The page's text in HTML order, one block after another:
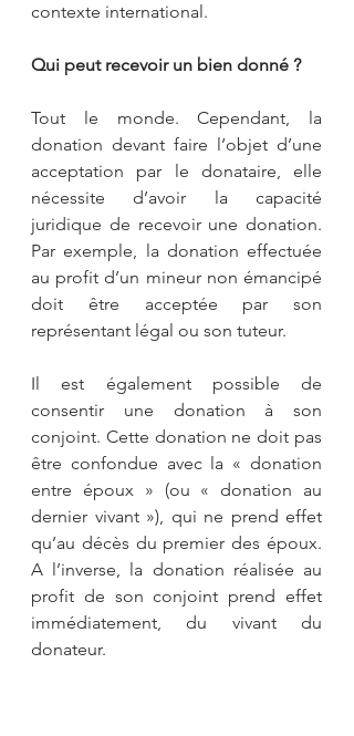
contexte international.
Qui peut recevoir un bien donné ?
Tout le monde. Cependant, la
donation devant faire l’objet d’une
acceptation par le donataire, elle
nécessite d’avoir la capacité
juridique de recevoir une donation.
Par exemple, la donation effectuée
au profit d’un mineur non émancipé
doit être acceptée par son
représentant légal ou son tuteur.
Il est également possible de
consentir une donation à son
conjoint. Cette donation ne doit pas
être confondue avec la « donation
entre époux » (ou « donation au
dernier vivant »), qui ne prend effet
qu’au décès du premier des époux.
A l’inverse, la donation réalisée au
profit de son conjoint prend effet
immédiatement, du vivant du
donateur.